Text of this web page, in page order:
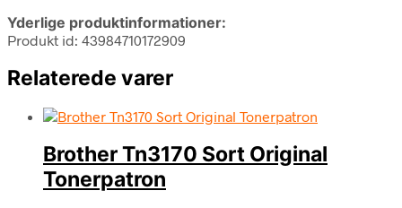
Yderlige produktinformationer:
Produkt id: 43984710172909
Relaterede varer
Brother Tn3170 Sort Original
Tonerpatron